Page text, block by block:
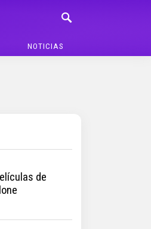
NOTICIAS
de